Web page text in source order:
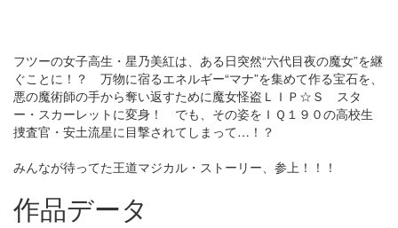
フツーの女子高生・星乃美紅は、ある日突然“六代目夜の魔女”を継
ぐことに！？ 万物に宿るエネルギー“マナ”を集めて作る宝石を、
悪の魔術師の手から奪い返すために魔女怪盗ＬＩＰ☆Ｓ スタ
ー・スカーレットに変身！ でも、その姿をＩＱ１９０の高校生
捜査官・安土流星に目撃されてしまって…！？
みんなが待ってた王道マジカル・ストーリー、参上！！！
作品データ